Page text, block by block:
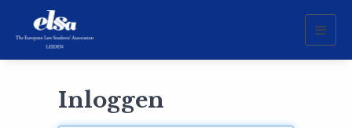
Inloggen